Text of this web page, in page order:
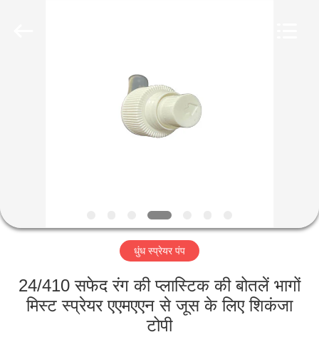
वीआर
शो
हमारे
धुंध स्प्रेयर पंप
24/410 सफेद रंग की प्लास्टिक की बोतलें भागों
मिस्ट स्प्रेयर एएमएएन से जूस के लिए शिकंजा
टोपी